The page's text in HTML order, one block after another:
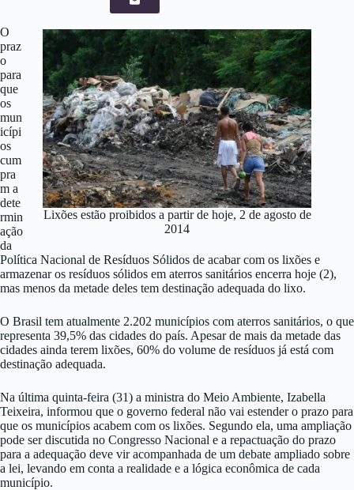
Lixões estão proibidos a partir de hoje, 2 de agosto de
2014
O
praz
o
para
que
os
mun
icípi
os
cum
pra
m a
dete
rmin
ação
da
Política Nacional de Resíduos Sólidos de acabar com os lixões e
armazenar os resíduos sólidos em aterros sanitários encerra hoje (2),
mas menos da metade deles tem destinação adequada do lixo.
O Brasil tem atualmente 2.202 municípios com aterros sanitários, o que
representa 39,5% das cidades do país. Apesar de mais da metade das
cidades ainda terem lixões, 60% do volume de resíduos já está com
destinação adequada.
Na última quinta-feira (31) a ministra do Meio Ambiente, Izabella
Teixeira, informou que o governo federal não vai estender o prazo para
que os municípios acabem com os lixões. Segundo ela, uma ampliação
pode ser discutida no Congresso Nacional e a repactuação do prazo
para a adequação deve vir acompanhada de um debate ampliado sobre
a lei, levando em conta a realidade e a lógica econômica de cada
município.